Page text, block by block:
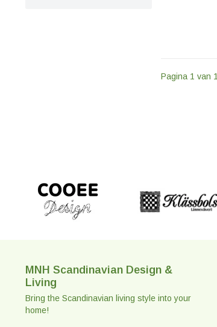
Pagina 1 van 1
MNH Scandinavian Design &
Living
Bring the Scandinavian living style into your
home!